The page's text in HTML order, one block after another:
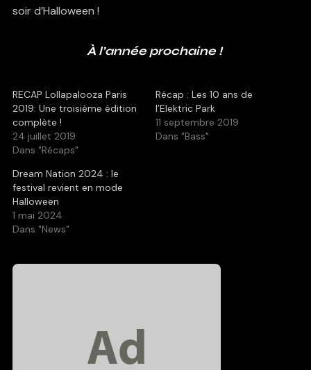
soir d’Halloween !
À l’année prochaine !
RECAP Lollapalooza Paris
2019: Une troisième édition
complète !
24 juillet 2019
Dans "Récaps"
Récap : Les 10 ans de
l’Elektric Park
11 septembre 2019
Dans "Bass"
Dream Nation 2024 : le
festival revient en mode
Halloween
1 mai 2024
Dans "News"